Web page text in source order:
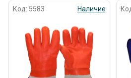
Код: 5583 Наличие